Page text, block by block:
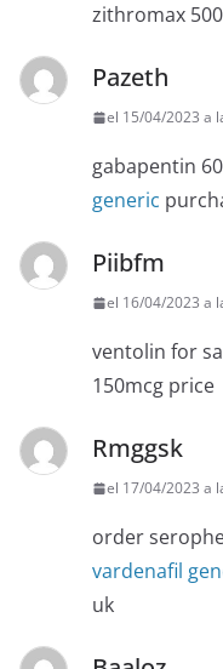
zithromax
Pazeth
el 15/04/2023 a
gabapentin
generic
Piibfm
el 16/04/2023 a
ventolin for
150mcg price
Rmggsk
el 17/04/2023 a
order
vardenafil
uk